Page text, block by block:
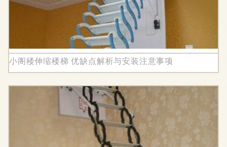
小阁楼伸缩楼梯 优缺点解析与安装注意事项